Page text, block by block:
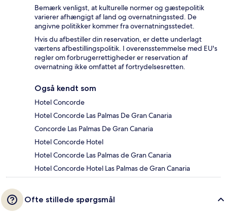
Bemærk venligst, at kulturelle normer og gæstepolitik
varierer afhængigt af land og overnatningssted. De
angivne politikker kommer fra overnatningsstedet.
Hvis du afbestiller din reservation, er dette underlagt
værtens afbestillingspolitik. I overensstemmelse med EU's
regler om forbrugerrettigheder er reservation af
overnatning ikke omfattet af fortrydelsesretten.
Også kendt som
Hotel Concorde
Hotel Concorde Las Palmas De Gran Canaria
Concorde Las Palmas De Gran Canaria
Hotel Concorde Hotel
Hotel Concorde Las Palmas de Gran Canaria
Hotel Concorde Hotel Las Palmas de Gran Canaria
Ofte stillede spørgsmål